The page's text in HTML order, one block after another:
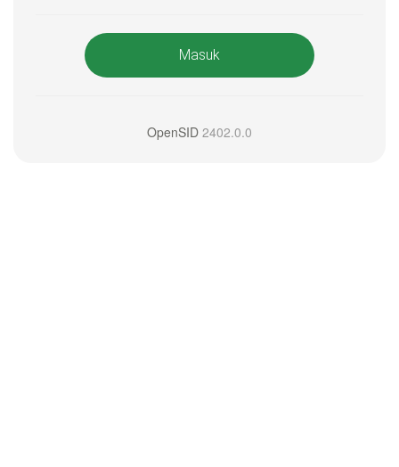
Masuk
OpenSID 2402.0.0